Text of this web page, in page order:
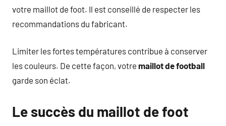
votre maillot de foot. Il est conseillé de respecter les
recommandations du fabricant.
Limiter les fortes températures contribue à conserver
les couleurs. De cette façon, votre maillot de football
garde son éclat.
Le succès du maillot de foot